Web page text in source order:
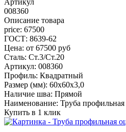
Артикул
008360
Описание товара
price: 67500
ГОСТ: 8639-62
Цена: от 67500 руб
Сталь: Ст.3/Ст.20
Артикул: 008360
Профиль: Квадратный
Размер (мм): 60x60x3,0
Наличие шва: Прямой
Наименование: Труба
Купить в 1 клик